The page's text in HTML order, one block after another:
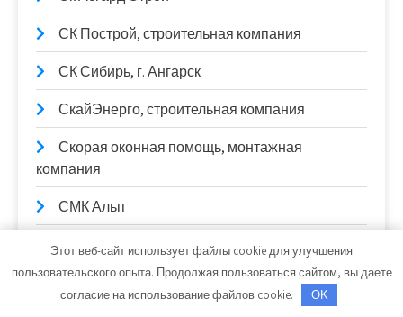
СК Построй, строительная компания
СК Сибирь, г. Ангарск
СкайЭнерго, строительная компания
Скорая оконная помощь, монтажная
компания
СМК Альп
Снабгрупп
Современный дом тепла,
производственный цех
Этот веб-сайт использует файлы cookie для улучшения
пользовательского опыта. Продолжая пользоваться сайтом, вы даете
согласие на использование файлов cookie.
OK